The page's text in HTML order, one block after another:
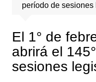
período de
El 1° de
abrirá el
sesiones